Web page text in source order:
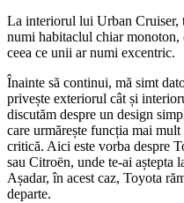
La interiorul lui Urban Cruiser,
numi habitaclul chiar monoton,
ceea ce unii ar numi excentric.
Înainte să continui, mă simt
privește exteriorul cât și
discutăm despre un design
care urmărește funcția mai
critică. Aici este vorba despre
sau Citroën, unde te-ai aștepta
Așadar, în acest caz, Toyota
departe.